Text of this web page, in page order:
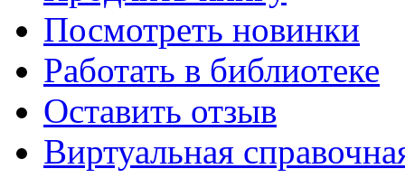
Посмотреть новинки
Работать в библиотеке
Оставить отзыв
Виртуальная